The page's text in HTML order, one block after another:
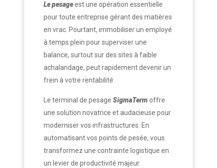
Le pesageest une opération essentielle
pour toute entreprise gérant des matières
en vrac. Pourtant, immobiliser un employé
à temps plein pour superviser une
balance, surtout sur des sites à faible
achalandage, peut rapidement devenir un
frein à votre rentabilité.
Le terminal de pesage SigmaTerm offre
une solution novatrice et audacieuse pour
moderniser vos infrastructures. En
automatisant vos points de pesée, vous
transformez une contrainte logistique en
un levier de productivité majeur.